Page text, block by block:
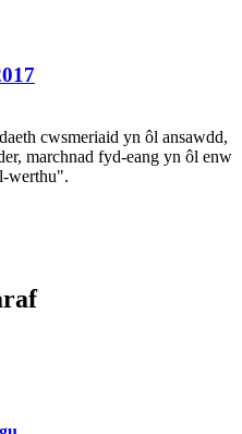
cwsmeriaid yn ôl ansawdd,
marchnad fyd-eang yn ôl enw
werthu".